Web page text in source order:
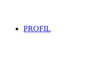
PROFIL